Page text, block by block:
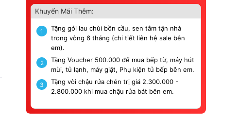
Khuyến Mãi Thêm:
1
Tặng gói lau chùi bồn cầu, sen tắm tận nhà
trong vòng 6 tháng (chi tiết liên hệ sale bên
em).
2
Tặng Voucher 500.000 để mua bếp từ, máy hút
mùi, tủ lạnh, máy giặt, Phụ kiện tủ bếp bên em.
3
Tặng vòi chậu rửa chén trị giá 2.300.000 -
2.800.000 khi mua chậu rửa bát bên em.